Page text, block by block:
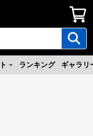
ランキング ギャラリ